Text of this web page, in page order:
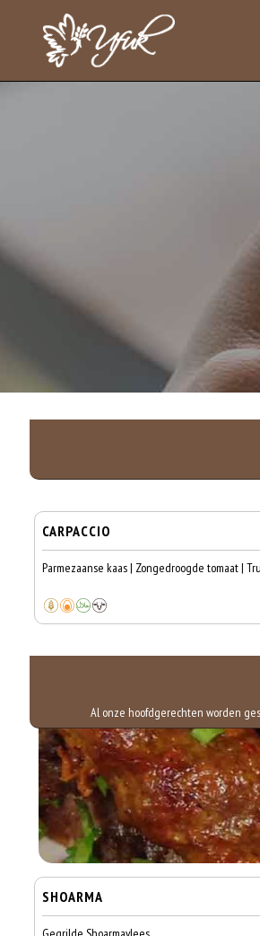
CARPACCIO
Parmezaanse kaas | Zongedroogde tomaat |
Al onze hoofdgerechten worden
SHOARMA